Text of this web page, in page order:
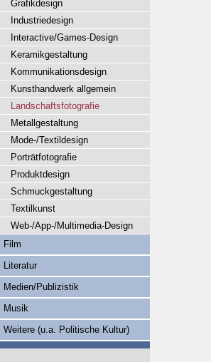
Grafikdesign
Industriedesign
Interactive/Games-Design
Keramikgestaltung
Kommunikationsdesign
Kunsthandwerk allgemein
Landschaftsfotografie
Metallgestaltung
Mode-/Textildesign
Porträtfotografie
Produktdesign
Schmuckgestaltung
Textilkunst
Web-/App-/Multimedia-Design
Film
Literatur
Medien/Publizistik
Musik
Weitere (u.a. Politische Kultur)